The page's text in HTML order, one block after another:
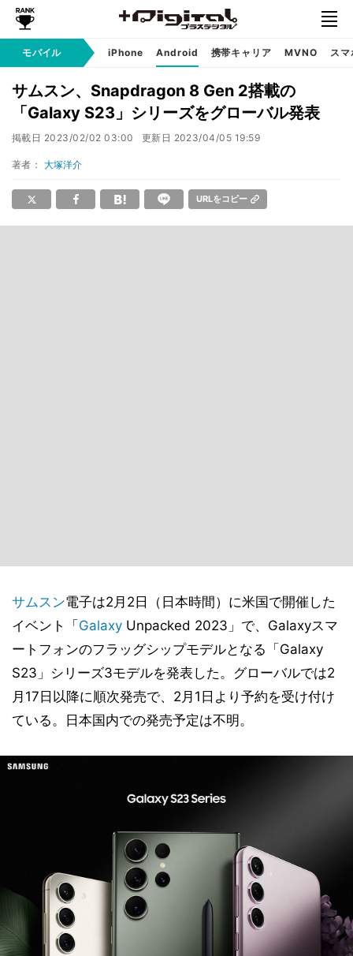
モバイル iPhone Android 携帯キャリア MVNO ス
サムスン、Snapdragon 8 Gen 2搭載の
「Galaxy S23」シリーズをグローバル発表
掲載日 2023/02/02 03:00 更新日 2023/04/05 19:59
著者： 大塚洋介
URLをコピー
サムスン電子は2月2日（日本時間）に米国で開催した
イベント「 Galaxy Unpacked 2023」で、Galaxyスマ
ートフォンのフラッグシップモデルとなる「Galaxy
S23」シリーズ3モデルを発表した。グローバルでは2
月17日以降に順次発売で、2月1日より予約を受け付け
ている。日本国内での発売予定は不明。